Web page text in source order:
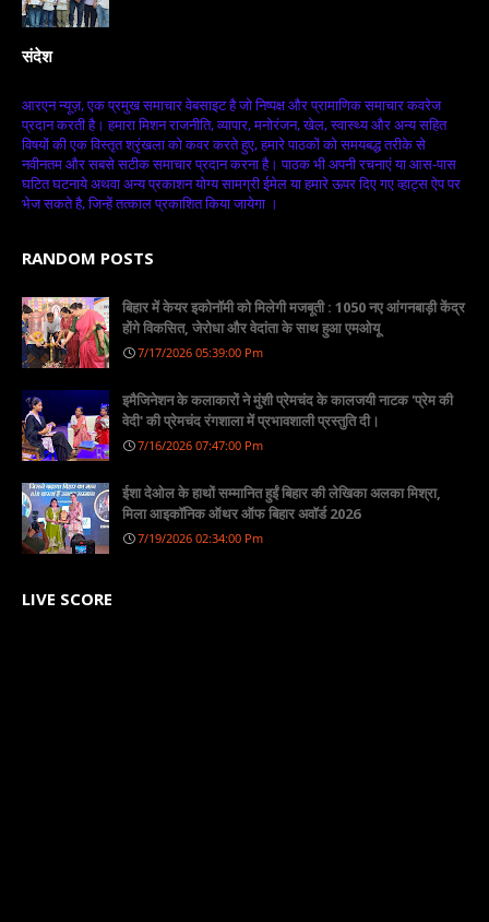
संदेश
आरएन न्यूज़, एक प्रमुख समाचार वेबसाइट है जो निष्पक्ष और प्रामाणिक समाचार कवरेज
प्रदान करती है। हमारा मिशन राजनीति, व्यापार, मनोरंजन, खेल, स्वास्थ्य और अन्य सहित
विषयों की एक विस्तृत श्रृंखला को कवर करते हुए, हमारे पाठकों को समयबद्ध तरीके से
नवीनतम और सबसे सटीक समाचार प्रदान करना है। पाठक भी अपनी रचनाएं या आस-पास
घटित घटनाये अथवा अन्य प्रकाशन योग्य सामग्री ईमेल या हमारे ऊपर दिए गए व्हाट्स ऐप पर
भेज सकते है, जिन्हें तत्काल प्रकाशित किया जायेगा ।
RANDOM POSTS
बिहार में केयर इकोनॉमी को मिलेगी मजबूती : 1050 नए आंगनबाड़ी केंद्र
होंगे विकसित, जेरोधा और वेदांता के साथ हुआ एमओयू
7/17/2026 05:39:00 Pm
इमैजिनेशन के कलाकारों ने मुंशी प्रेमचंद के कालजयी नाटक 'प्रेम की
वेदी' की प्रेमचंद रंगशाला में प्रभावशाली प्रस्तुति दी।
7/16/2026 07:47:00 Pm
ईशा देओल के हाथों सम्मानित हुईं बिहार की लेखिका अलका मिश्रा,
मिला आइकॉनिक ऑथर ऑफ बिहार अवॉर्ड 2026
7/19/2026 02:34:00 Pm
LIVE SCORE